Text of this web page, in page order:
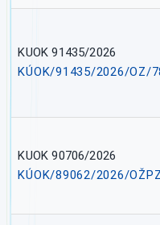
KUOK 91435/2026
KÚOK/91435/2026/OZ/
KUOK 90706/2026
KÚOK/89062/2026/